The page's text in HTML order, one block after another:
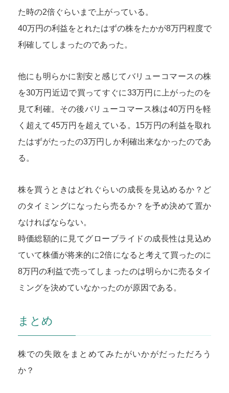
た時の2倍ぐらいまで上がっている。
40万円の利益をとれたはずの株をたかが8万円程度で
利確してしまったのであった。
他にも明らかに割安と感じてバリューコマースの株
を30万円近辺で買ってすぐに33万円に上がったのを
見て利確。その後バリューコマース株は40万円を軽
く超えて45万円を超えている。15万円の利益を取れ
たはずがたったの3万円しか利確出来なかったのであ
る。
株を買うときはどれぐらいの成長を見込めるか？ど
のタイミングになったら売るか？を予め決めて置か
なければならない。
時価総額的に見てグローブライドの成長性は見込め
ていて株価が将来的に2倍になると考えて買ったのに
8万円の利益で売ってしまったのは明らかに売るタイ
ミングを決めていなかったのが原因である。
まとめ
株での失敗をまとめてみたがいかがだっただろう
か？